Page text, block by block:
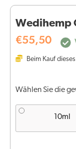
Wedihemp
€55,50
Beim Kauf
Wählen Sie die
10ml